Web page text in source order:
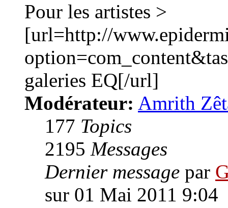
Pour les artistes >
[url=http://
galeries EQ[/url]
Modérateur: Amrith
177 Topics
2195 Messages
Dernier message par
sur 01 Mai 2011 9:04